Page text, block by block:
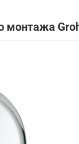
монтажа